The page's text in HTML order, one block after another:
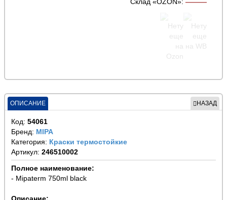
Склад «OZON»: ———
ОПИСАНИЕ НАЗАД
Код: 54061
Бренд: MIPA
Категория: Краски термостойкие
Артикул: 246510002
Полное наименование:
- Mipaterm 750ml black